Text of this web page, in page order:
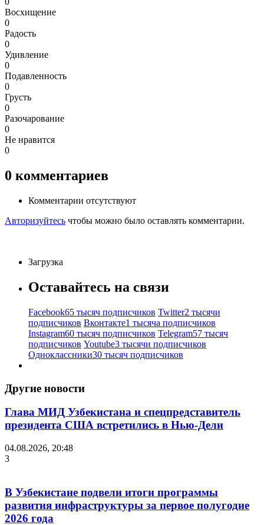
Восхищение
0
Радость
0
Удивление
0
Подавленность
0
Грусть
0
Разочарование
0
Не нравится
0
0 комментариев
Комментарии отсутствуют
Авторизуйтесь чтобы можно было оставлять комментарии.
Загрузка
Оставайтесь на связи
Facebook65 тысяч подписчиков Twitter2 тысячи
подписчиков Вконтакте1 тысяча подписчиков
Instagram60 тысяч подписчиков Telegram57 тысяч
подписчиков Youtube3 тысячи подписчиков
Одноклассники30 тысяч подписчиков
Другие новости
Глава МИД Узбекистана и спецпредставитель
президента США встретились в Нью-Дели
04.08.2026, 20:48
3
В Узбекистане подвели итоги программы
развития инфраструктуры за первое полугодие
2026 года